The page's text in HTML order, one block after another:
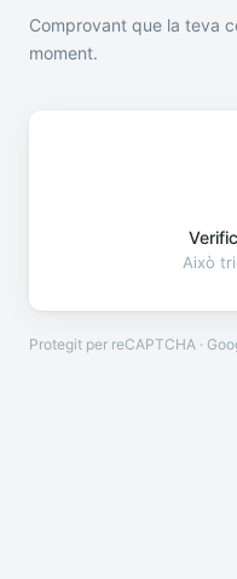
Comprovant que la teva
moment.
Això
Protegit per reCAPTCHA ·